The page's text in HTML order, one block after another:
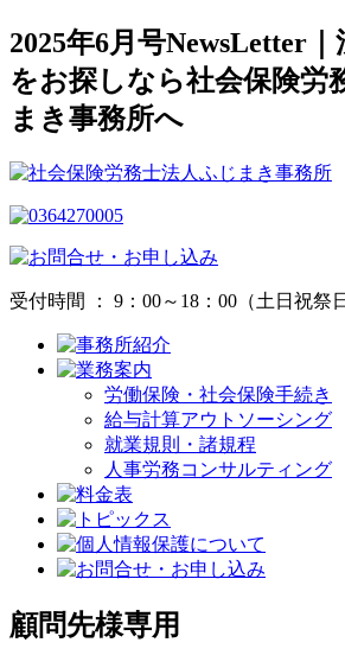
2025年6月号NewsLetter
をお探しなら社会保険労
まき事務所へ
受付時間 ： 9：00～18：00（土日祝祭
労働保険・社会保険手続き
給与計算アウトソーシング
就業規則・諸規程
人事労務コンサルティング
顧問先様専用